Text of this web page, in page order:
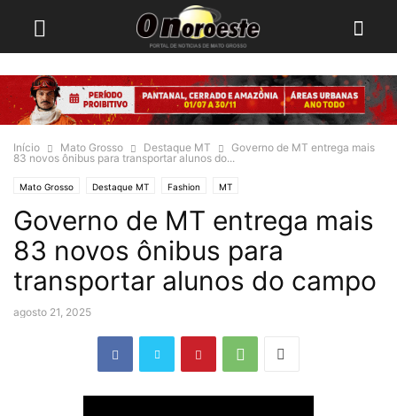
Início Mato Grosso Destaque MT
Governo de MT entrega mais
83 novos ônibus para transportar alunos do...
Mato Grosso Destaque MT Fashion MT
Governo de MT entrega mais
83 novos ônibus para
transportar alunos do campo
agosto 21, 2025